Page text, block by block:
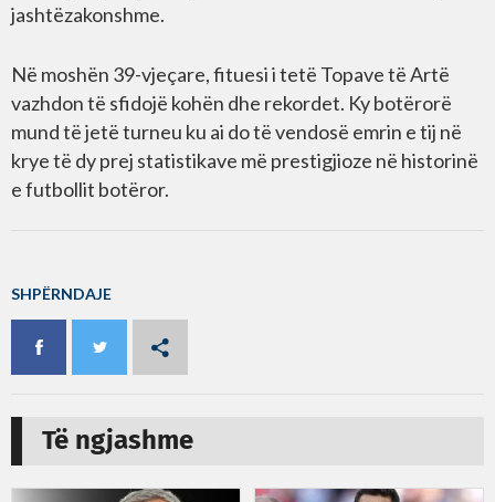
jashtëzakonshme.
Në moshën 39-vjeçare, fituesi i tetë Topave të Artë
vazhdon të sfidojë kohën dhe rekordet. Ky botërorë
mund të jetë turneu ku ai do të vendosë emrin e tij në
krye të dy prej statistikave më prestigjioze në historinë
e futbollit botëror.
SHPËRNDAJE
Të ngjashme